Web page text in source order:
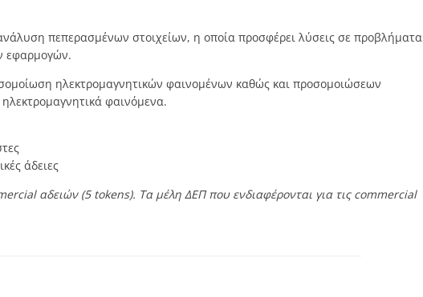
ανάλυση πεπερασμένων στοιχείων, η οποία προσφέρει λύσεις σε προβλήματα
εφαρμογών.
ηλεκτρομαγνητικών φαινομένων καθώς και προσομοιώσεων
φαινόμενα.
άδειες
αδειών (5 tokens). Τα μέλη ΔΕΠ που ενδιαφέρονται για τις commercial